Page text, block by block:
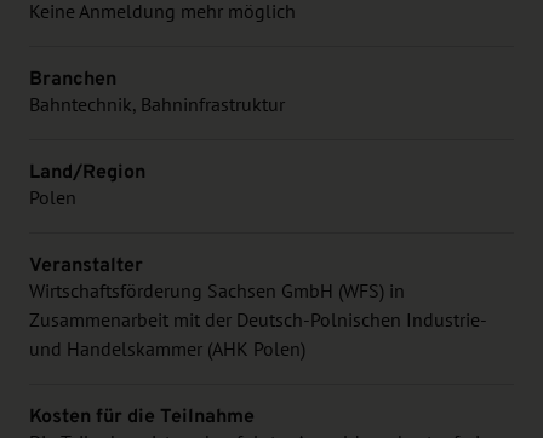
Keine Anmeldung mehr möglich
Branchen
Bahntechnik, Bahninfrastruktur
Land/Region
Polen
Veranstalter
Wirtschaftsförderung Sachsen GmbH (WFS) in
Zusammenarbeit mit der Deutsch-Polnischen Industrie-
und Handelskammer (AHK Polen)
Kosten für die Teilnahme